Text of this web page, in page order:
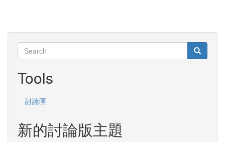
Search
Search Search
Tools
討論區
新的討論版主題